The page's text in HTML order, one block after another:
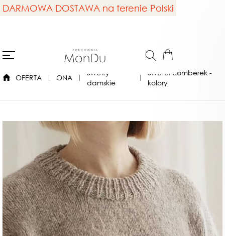
DARMOWA DOSTAWA na terenie Polski
OFERTA ONA
Swetry
damskie
Sweter Bomberek -
kolory